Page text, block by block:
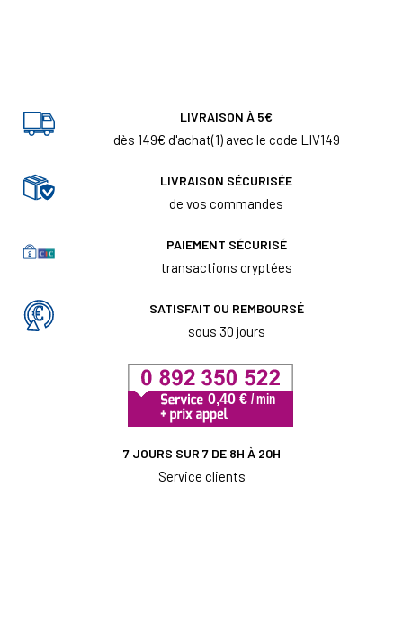
LIVRAISON À 5€
dès 149€ d'achat(1) avec le code LIV149
LIVRAISON SÉCURISÉE
de vos commandes
PAIEMENT SÉCURISÉ
transactions cryptées
SATISFAIT OU REMBOURSÉ
sous 30 jours
7 JOURS SUR 7 DE 8H À 20H
Service clients